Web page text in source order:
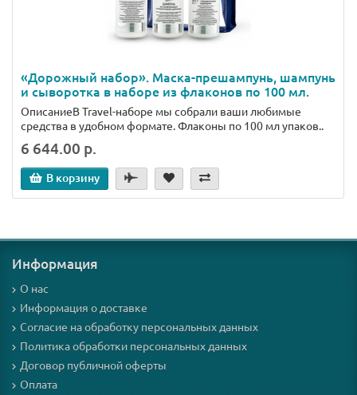
«Дорожный набор». Маска-прешампунь, шампунь
и сыворотка в наборе из флаконов по 100 мл.
ОписаниеВ Travel-наборе мы собрали ваши любимые
средства в удобном формате. Флаконы по 100 мл упаков..
6 644.00 р.
В корзину
Информация
О нас
Информация о доставке
Согласие на обработку персональных данных
Политика обработки персональных данных
Договор публичной оферты
Оплата